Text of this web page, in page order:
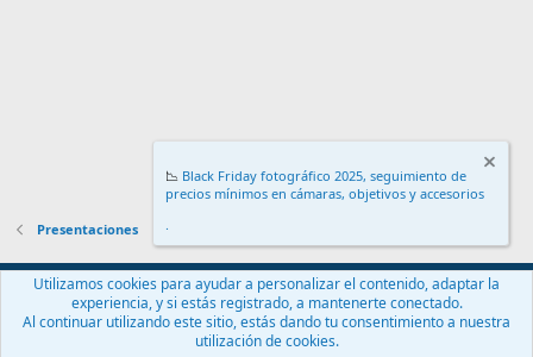
Presentaciones
Español (ES)
Contáctanos
Términos y reglas Política de privacidad
Ayuda
📉 Black Friday fotográfico 2025, seguimiento de
precios mínimos en cámaras, objetivos y accesorios
.
Utilizamos cookies para ayudar a personalizar el contenido, adaptar la
experiencia, y si estás registrado, a mantenerte conectado.
Al continuar utilizando este sitio, estás dando tu consentimiento a nuestra
utilización de cookies.